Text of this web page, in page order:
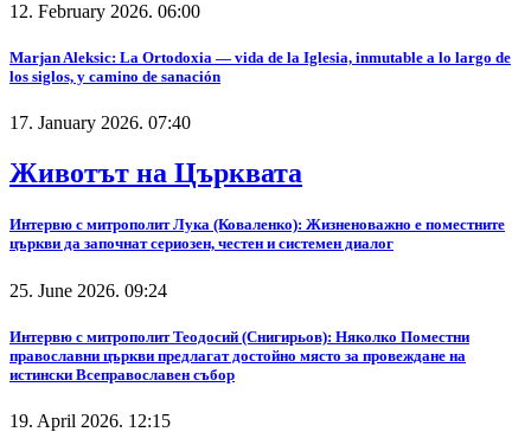
12. February 2026. 06:00
Marjan Aleksic: La Ortodoxia — vida de la Iglesia, inmutable a lo largo de
los siglos, y camino de sanación
17. January 2026. 07:40
Животът на Църквата
Интервю с митрополит Лука (Коваленко): Жизненоважно е поместните
църкви да започнат сериозен, честен и системен диалог
25. June 2026. 09:24
Интервю с митрополит Теодосий (Снигирьов): Няколко Поместни
православни църкви предлагат достойно място за провеждане на
истински Всеправославен събор
19. April 2026. 12:15